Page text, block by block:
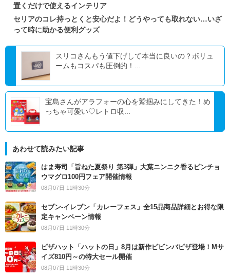
置くだけで使えるインテリア
セリアのコレ持っとくと安心だよ！どうやっても取れない…いざ
って時に助かる便利グッズ
スリコさんもう値下げして本当に良いの？ボリュ
ームもコスパも圧倒的！...
宝島さんがアラフォーの心を鷲掴みにしてきた！め
っちゃ可愛い♡レトロ収...
あわせて読みたい記事
はま寿司「旨ねた夏祭り 第3弾」大葉ニンニク香るビンチョ
ウマグロ100円フェア開催情報
08月07日 11時30分
セブン‐イレブン「カレーフェス」全15品商品詳細とお得な限
定キャンペーン情報
08月07日 11時30分
ピザハット「ハットの日」8月は新作ビビンバピザ登場！Mサ
イズ810円～の特大セール開催
08月07日 11時30分